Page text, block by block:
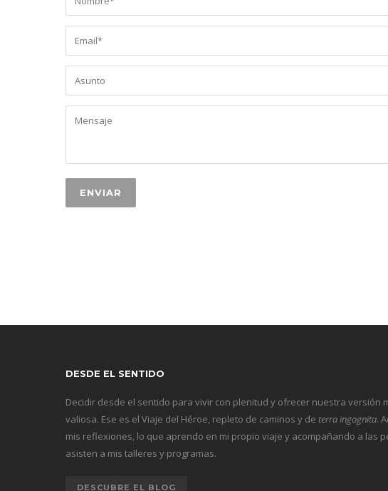
DESDE EL SENTIDO
Decidir desde el sentido para vivir con plenitud y ofrecer nuestra versión
valiosa. Ese es el Viaje del Héroe, repleto de caminos y de terra ingognita.
mis reflexiones, lo que aprendo en mi propio viaje y acompañando a las
asisten a mis talleres y programas.
DESCUBRE EL BLOG